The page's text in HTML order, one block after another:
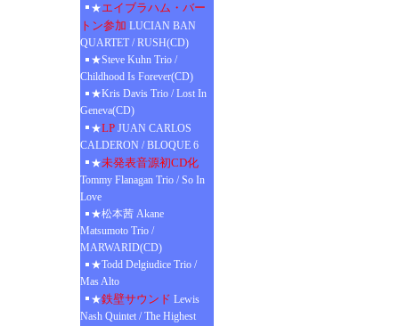
★エイブラハム・バー
トン参加 LUCIAN BAN
QUARTET / RUSH(CD)
★Steve Kuhn Trio /
Childhood Is Forever(CD)
★Kris Davis Trio / Lost In
Geneva(CD)
★LP JUAN CARLOS
CALDERON / BLOQUE 6
★未発表音源初CD化
Tommy Flanagan Trio / So In
Love
★松本茜 Akane
Matsumoto Trio /
MARWARID(CD)
★Todd Delgiudice Trio /
Mas Alto
★鉄壁サウンド Lewis
Nash Quintet / The Highest